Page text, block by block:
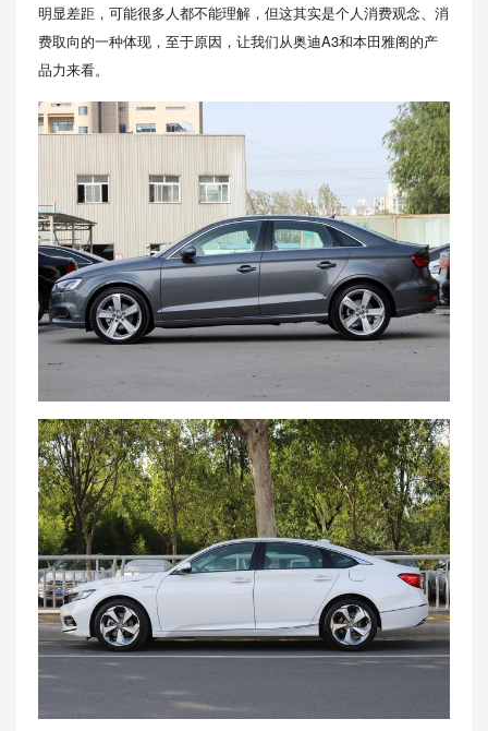
明显差距，可能很多人都不能理解，但这其实是个人消费观念、消
费取向的一种体现，至于原因，让我们从奥迪A3和本田雅阁的产
品力来看。